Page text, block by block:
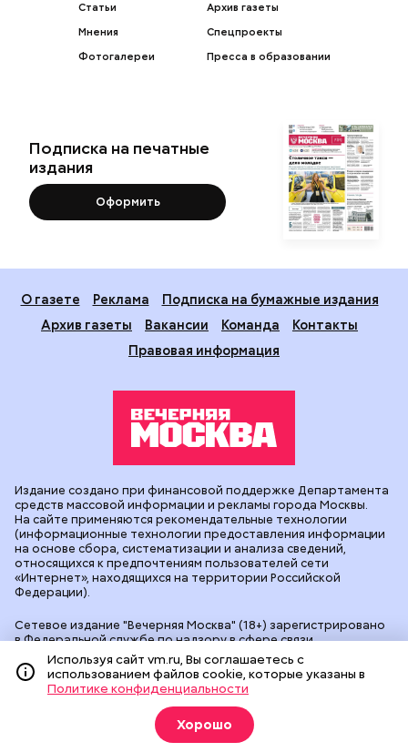
Статьи
Мнения
Фотогалереи
Архив газеты
Спецпроекты
Пресса в образовании
Подписка на печатные
издания
Оформить
О газете Реклама
Подписка на бумажные издания
Архив газеты
Вакансии Команда
Контакты
Правовая информация
Сетевое издание "Вечерняя Москва" (18+) зарегистрировано
в Федеральной службе по надзору в сфере связи,
информационных технологий и массовых коммуникаций
(Роскомнадзор). Свидетельство о регистрации ЭЛ № ФС 77 -
90524 от 09.12.2025. Учредитель: АО "Редакция газеты
"Вечерняя Москва". Главный редакторvm.ru
Геннадьевич Глуходедов. Адрес редакции: 127015, г.Москва,
Бумажный пр-д, д. 14, стр. 2. Телефон:
+7(499)557-04-24
. Почта для связи с редакцией сайта:
Издание создано при финансовой поддержке Департамента
средств массовой информации и рекламы города Москвы.
На сайте применяются рекомендательные технологии
(информационные технологии предоставления информации
на основе сбора, систематизации и анализа сведений,
относящихся к предпочтениям пользователей сети
«Интернет», находящихся на территории Российской
Федерации).
Используя сайт vm.ru, Вы соглашаетесь с
использованием файлов cookie, которые указаны в
Политике конфиденциальности
Хорошо